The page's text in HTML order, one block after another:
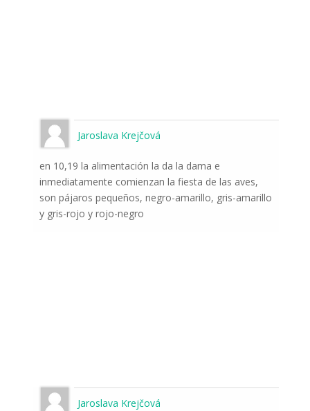
Jaroslava Krejčová
en 10,19 la alimentación la da la dama e
inmediatamente comienzan la fiesta de las aves,
son pájaros pequeños, negro-amarillo, gris-amarillo
y gris-rojo y rojo-negro
Jaroslava Krejčová